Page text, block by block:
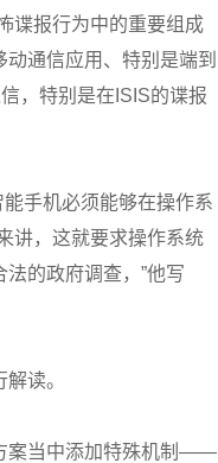
谍报行为中的重要组成
通信应用、特别是端到
，特别是在ISIS的谍报
手机必须能够在操作系
讲，这就要求操作系统
的政府调查，”他写
读。
案当中添加特殊机制——